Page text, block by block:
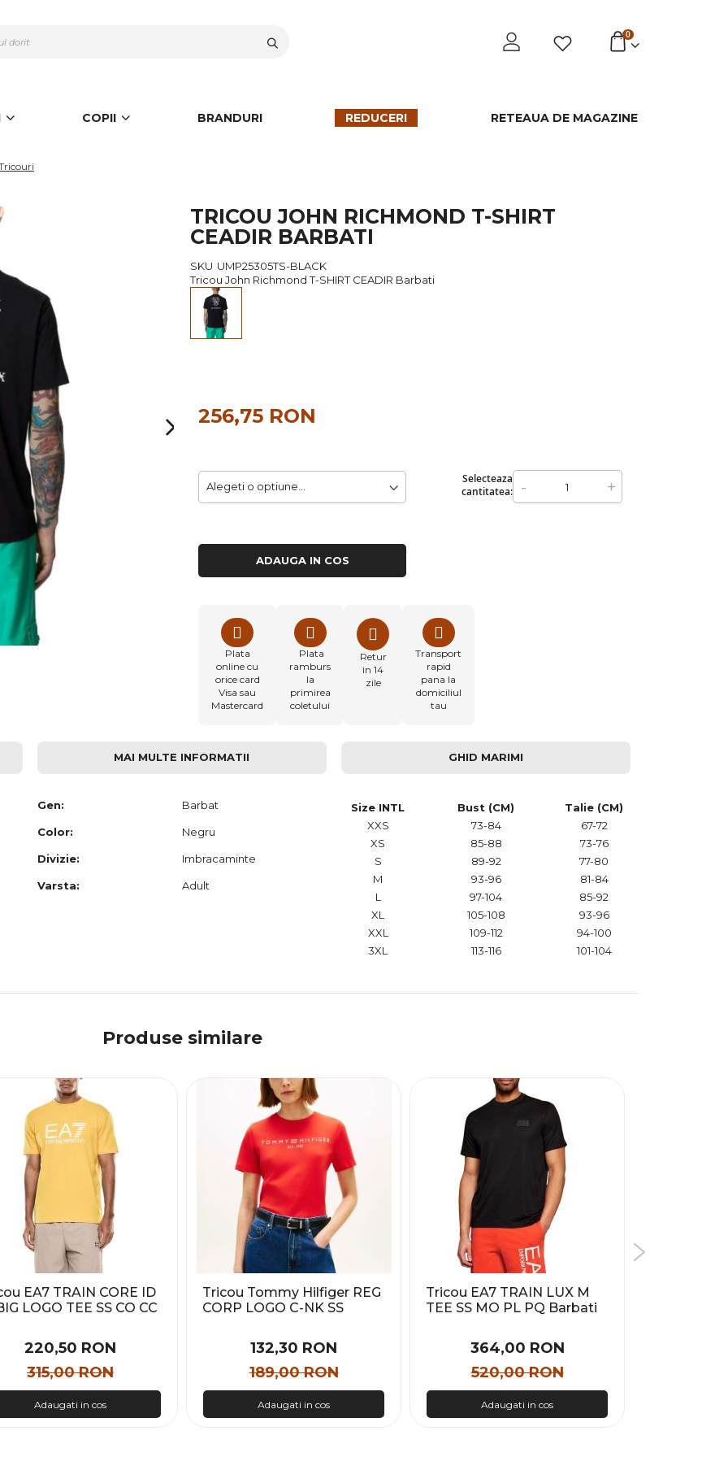
0
COPII BRANDURI REDUCERI RETEAUA DE MAGAZINE
TRICOU JOHN RICHMOND T-SHIRT
CEADIR BARBATI
SKU UMP25305TS-BLACK
Tricou John Richmond T-SHIRT CEADIR Barbati
Selecteaza
cantitatea:
- +
256,75 RON
ADAUGA IN COS
Plata
online cu
orice card
Visa sau
Mastercard
Plata
ramburs
la
primirea
coletului
Retur
in 14
zile
Transport
rapid
pana la
domiciliul
tau
MAI MULTE INFORMATII
Gen: Barbat
Color: Negru
Divizie: Imbracaminte
Varsta: Adult
GHID MARIMI
Size INTL Bust (CM)
Talie (CM)
XXS
73-84
67-72
XS
85-88
73-76
S
89-92
77-80
M
93-96
81-84
L
97-104
85-92
XL
105-108
93-96
XXL
109-112
94-100
3XL
113-116 101-104
Produse similare
EA7 TRAIN CORE ID
LOGO TEE SS CO CC
220,50 RON
315,00 RON
Adaugati in cos
Tricou Tommy Hilfiger REG
CORP LOGO C-NK SS
132,30 RON
189,00 RON
Adaugati in cos
Tricou EA7 TRAIN LUX M
TEE SS MO PL PQ Barbati
364,00 RON
520,00 RON
Adaugati in cos